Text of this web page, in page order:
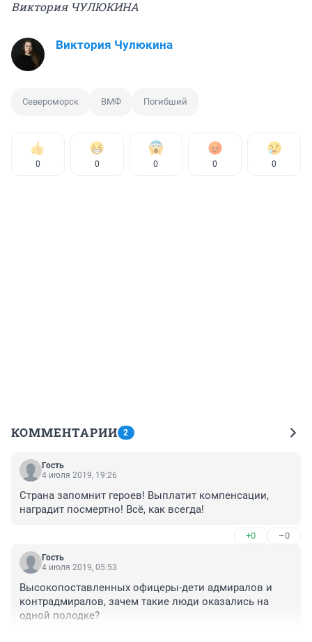
Виктория ЧУЛЮКИНА
Виктория Чулюкина
Североморск ВМФ Погибший
0 0 0 0 0
КОММЕНТАРИИ 2
Гость
4 июля 2019, 19:26
Страна запомнит героев! Выплатит компенсации,
наградит посмертно! Всё, как всегда!
+0 –0
Гость
4 июля 2019, 05:53
Высокопоставленных офицеры-дети адмиралов и
контрадмиралов, зачем такие люди оказались на
одной полодке?